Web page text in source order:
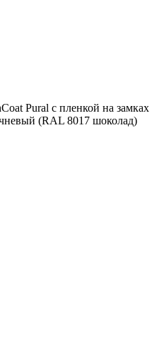
Pural с пленкой на замках
(RAL 8017 шоколад)